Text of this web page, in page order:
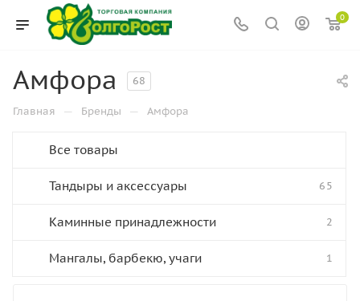
0
Амфора 68
Главная — Бренды — Амфора
Все товары
Тандыры и аксессуары 65
Каминные принадлежности 2
Мангалы, барбекю, учаги 1